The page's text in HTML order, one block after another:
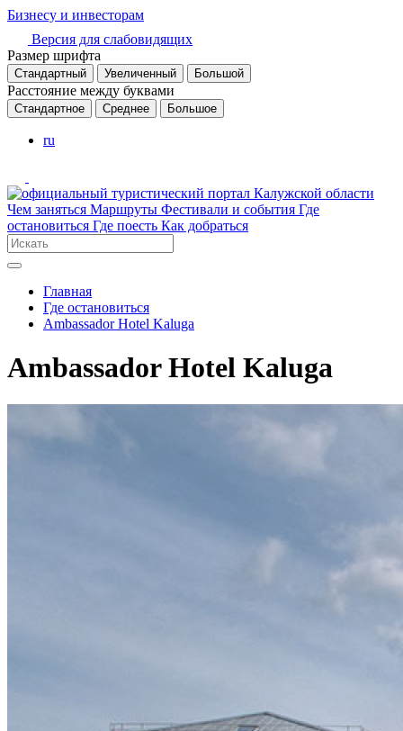
Бизнесу и инвесторам
Версия для слабовидящих
Размер шрифта
Стандартный Увеличенный Большой
Расстояние между буквами
Стандартное Среднее Большое
ru
Чем заняться Маршруты Фестивали и события Где
остановиться Где поесть Как добраться
Главная
Где остановиться
Ambassador Hotel Kaluga
Ambassador Hotel Kaluga